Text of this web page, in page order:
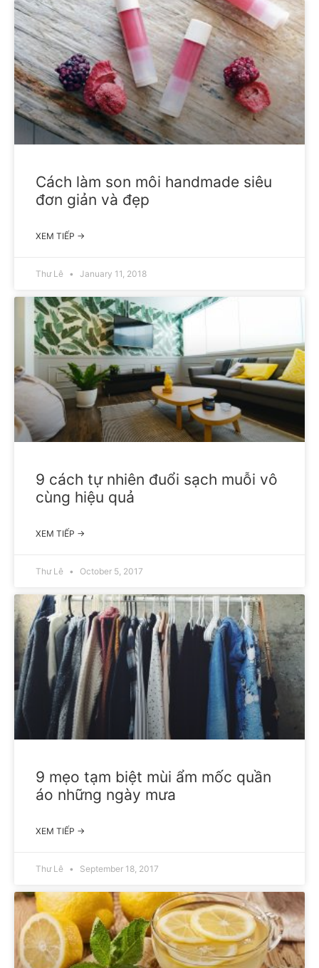
Cách làm son môi handmade siêu
đơn giản và đẹp
XEM TIẾP →
Thư Lê January 11, 2018
9 cách tự nhiên đuổi sạch muỗi vô
cùng hiệu quả
XEM TIẾP →
Thư Lê October 5, 2017
9 mẹo tạm biệt mùi ẩm mốc quần
áo những ngày mưa
XEM TIẾP →
Thư Lê September 18, 2017